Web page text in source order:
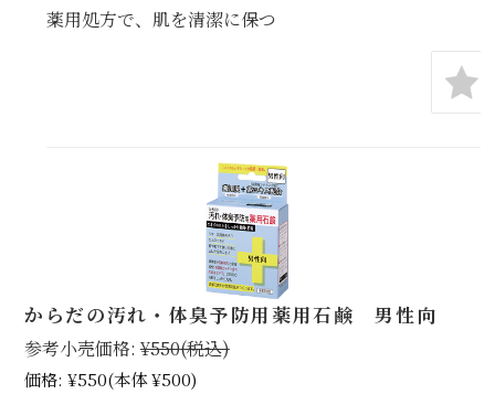
薬用処方で、肌を清潔に保つ
からだの汚れ・体臭予防用薬用石鹸 男性向
参考小売価格: ¥550(税込)
価格: ¥550(本体 ¥500)